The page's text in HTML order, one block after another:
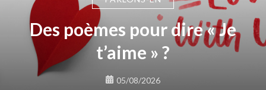
Des poèmes pour dire « Je
t’aime » ?
05/08/2026